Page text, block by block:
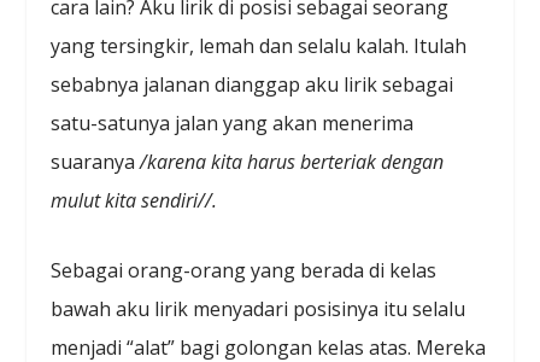
cara lain? Aku lirik di posisi sebagai seorang
yang tersingkir, lemah dan selalu kalah. Itulah
sebabnya jalanan dianggap aku lirik sebagai
satu-satunya jalan yang akan menerima
suaranya/karena kita harus berteriak dengan
mulut kita sendiri//.
Sebagai orang-orang yang berada di kelas
bawah aku lirik menyadari posisinya itu selalu
menjadi “alat” bagi golongan kelas atas. Mereka